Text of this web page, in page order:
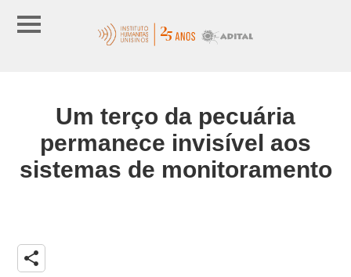
Um terço da pecuária
permanece invisível aos
sistemas de monitoramento
share